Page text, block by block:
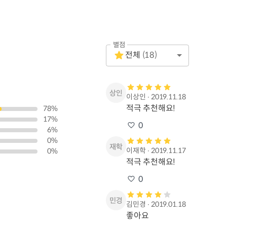
78%
17%
6%
0%
0%
별점
1 Star
Empty
전체 (18)
이상인 ∙ 2019.11.18
적극 추천해요!
0
이재학 ∙ 2019.11.17
적극 추천해요!
0
김민경 ∙ 2019.01.18
좋아요